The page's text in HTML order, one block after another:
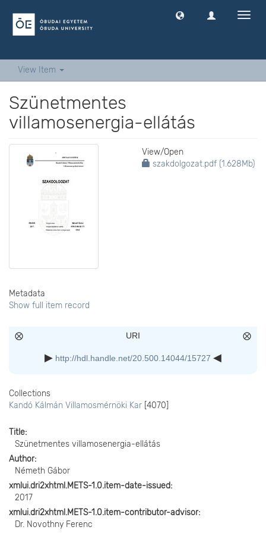
View Item
Szünetmentes
villamosenergia-ellátás
View/Open
szakdolgozat.pdf (1.628Mb)
Metadata
Show full item record
URI
http://hdl.handle.net/20.500.14044/15727
Collections
Kandó Kálmán Villamosmérnöki Kar [4070]
Title
Szünetmentes villamosenergia-ellátás
Author
Németh Gábor
xmlui.dri2xhtml.METS-1.0.item-date-issued
2017
xmlui.dri2xhtml.METS-1.0.item-contributor-advisor
Dr. Novothny Ferenc